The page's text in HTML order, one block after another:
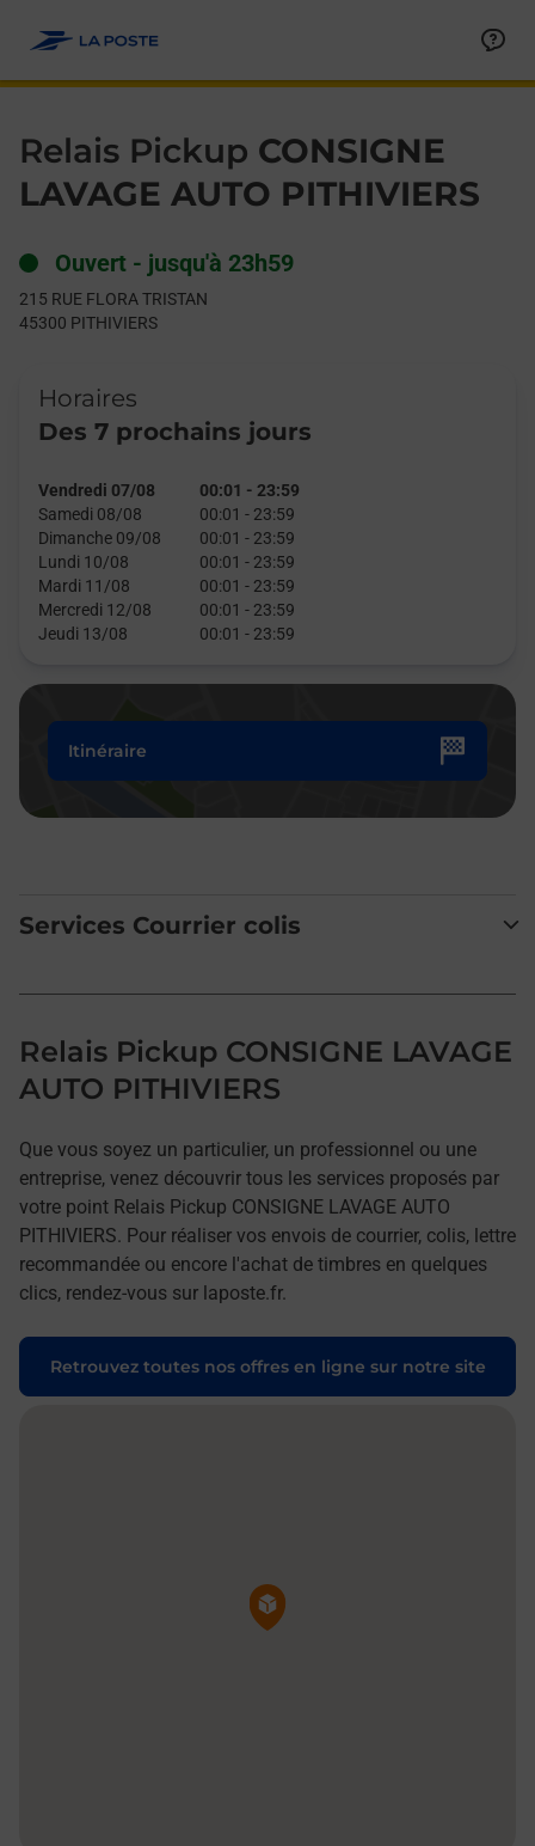
Relais Pickup CONSIGNE
LAVAGE AUTO PITHIVIERS
Ouvert - jusqu'à 23h59
215 RUE FLORA TRISTAN
45300 PITHIVIERS
Horaires
Des 7 prochains jours
Vendredi 07/08 00:01 - 23:59
Samedi 08/08
00:01 - 23:59
Dimanche 09/08
00:01 - 23:59
Lundi 10/08
00:01 - 23:59
Mardi 11/08
00:01 - 23:59
Mercredi 12/08
00:01 - 23:59
Jeudi 13/08
00:01 - 23:59
Itinéraire
Services Courrier colis
Relais Pickup CONSIGNE LAVAGE
AUTO PITHIVIERS
Que vous soyez un particulier, un professionnel ou une
entreprise, venez découvrir tous les services proposés par
votre point Relais Pickup CONSIGNE LAVAGE AUTO
PITHIVIERS. Pour réaliser vos envois de courrier, colis, lettre
recommandée ou encore l'achat de timbres en quelques
clics, rendez-vous sur laposte.fr.
Retrouvez toutes nos offres en ligne sur notre site
Pin de la carte